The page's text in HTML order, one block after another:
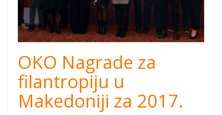
OKO Nagrade za
filantropiju u
Makedoniji za 2017.